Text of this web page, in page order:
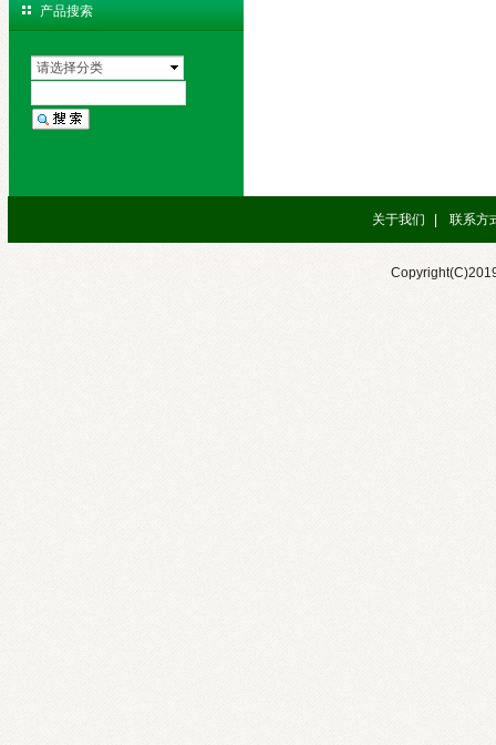
产品搜索
请选择分类
关于我们 联系方